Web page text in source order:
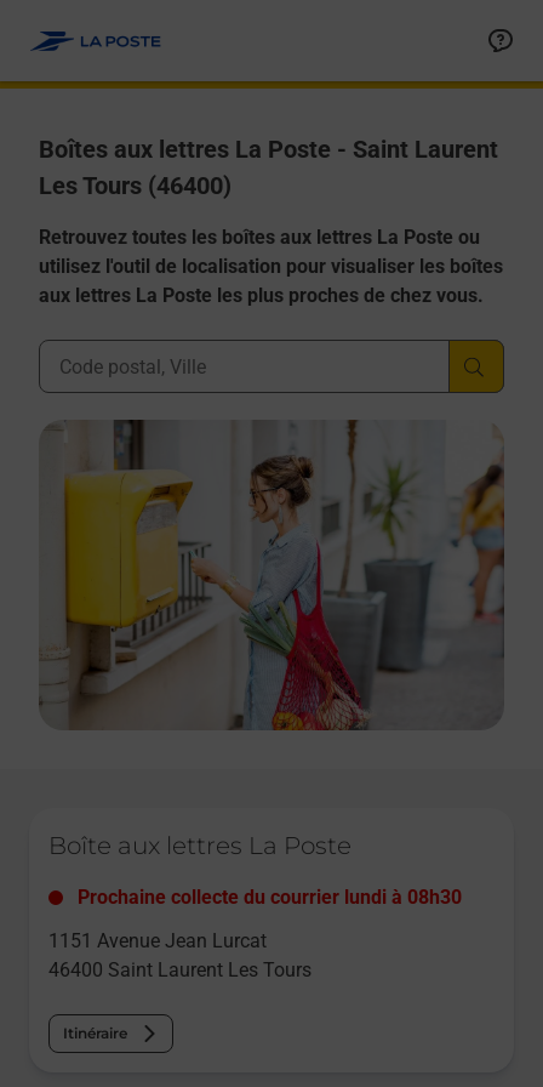
Boîtes aux lettres La Poste - Saint Laurent
Les Tours (46400)
Retrouvez toutes les boîtes aux lettres La Poste ou
utilisez l'outil de localisation pour visualiser les boîtes
aux lettres La Poste les plus proches de chez vous.
Ville, Département, Code Postal
Boîte aux lettres La Poste
Prochaine collecte du courrier lundi à 08h30
1151 Avenue Jean Lurcat
46400 Saint Laurent Les Tours
Itinéraire